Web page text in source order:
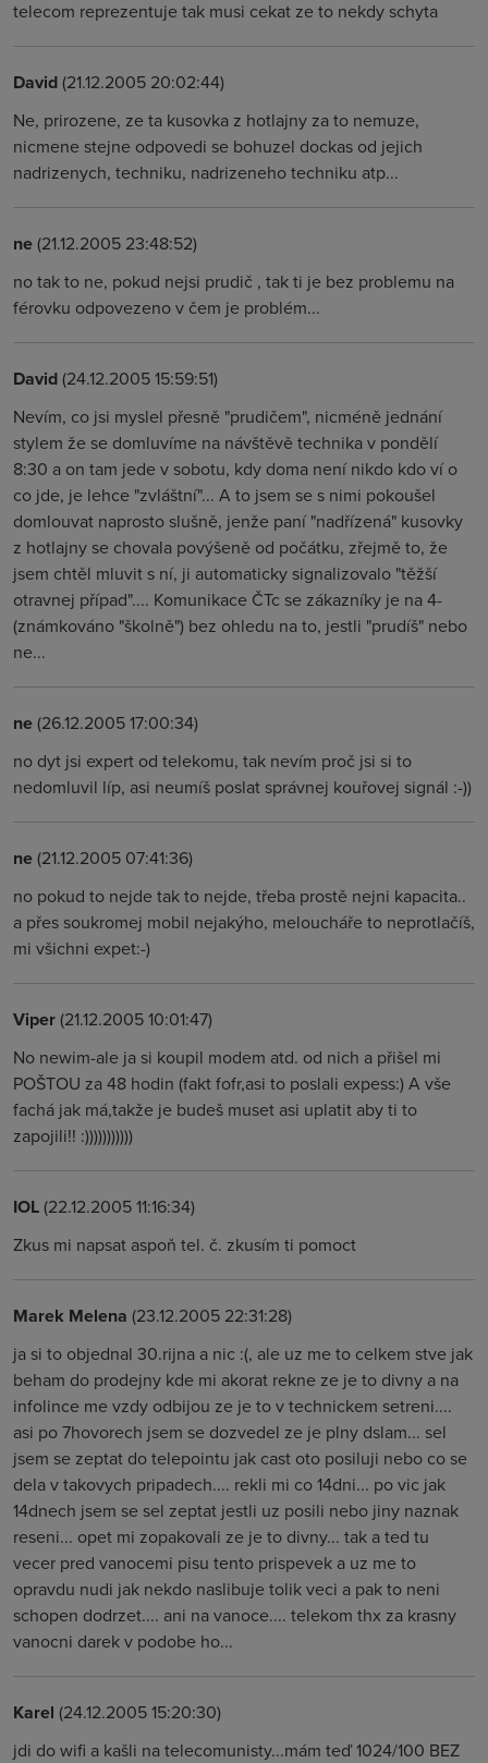
telecom reprezentuje tak musi cekat ze to nekdy schyta
David(21.12.2005 20:02:44)
Ne, prirozene, ze ta kusovka z hotlajny za to nemuze,
nicmene stejne odpovedi se bohuzel dockas od jejich
nadrizenych, techniku, nadrizeneho techniku atp...
ne(21.12.2005 23:48:52)
no tak to ne, pokud nejsi prudič , tak ti je bez problemu na
férovku odpovezeno v čem je problém...
David(24.12.2005 15:59:51)
Nevím, co jsi myslel přesně "prudičem", nicméně jednání
stylem že se domluvíme na návštěvě technika v pondělí
8:30 a on tam jede v sobotu, kdy doma není nikdo kdo ví o
co jde, je lehce "zvláštní"... A to jsem se s nimi pokoušel
domlouvat naprosto slušně, jenže paní "nadřízená" kusovky
z hotlajny se chovala povýšeně od počátku, zřejmě to, že
jsem chtěl mluvit s ní, ji automaticky signalizovalo "těžší
otravnej případ".... Komunikace ČTc se zákazníky je na 4-
(známkováno "školně") bez ohledu na to, jestli "prudíš" nebo
ne...
ne(26.12.2005 17:00:34)
no dyt jsi expert od telekomu, tak nevím proč jsi si to
nedomluvil líp, asi neumíš poslat správnej kouřovej signál :-))
ne(21.12.2005 07:41:36)
no pokud to nejde tak to nejde, třeba prostě nejni kapacita..
a přes soukromej mobil nejakýho, meloucháře to neprotlačíš,
mi všichni expet:-)
Viper(21.12.2005 10:01:47)
No newim-ale ja si koupil modem atd. od nich a přišel mi
POŠTOU za 48 hodin (fakt fofr,asi to poslali expess:) A vše
fachá jak má,takže je budeš muset asi uplatit aby ti to
zapojili!! :)))))))))))
IOL(22.12.2005 11:16:34)
Zkus mi napsat aspoň tel. č. zkusím ti pomoct
Marek Melena (23.12.2005 22:31:28)
ja si to objednal 30.rijna a nic :(, ale uz me to celkem stve jak
beham do prodejny kde mi akorat rekne ze je to divny a na
infolince me vzdy odbijou ze je to v technickem setreni....
asi po 7hovorech jsem se dozvedel ze je plny dslam... sel
jsem se zeptat do telepointu jak cast oto posiluji nebo co se
dela v takovych pripadech.... rekli mi co 14dni... po vic jak
14dnech jsem se sel zeptat jestli uz posili nebo jiny naznak
reseni... opet mi zopakovali ze je to divny... tak a ted tu
vecer pred vanocemi pisu tento prispevek a uz me to
opravdu nudi jak nekdo naslibuje tolik veci a pak to neni
schopen dodrzet.... ani na vanoce.... telekom thx za krasny
vanocni darek v podobe ho...
Karel (24.12.2005 15:20:30)
jdi do wifi a kašli na telecomunisty...mám teď 1024/100 BEZ